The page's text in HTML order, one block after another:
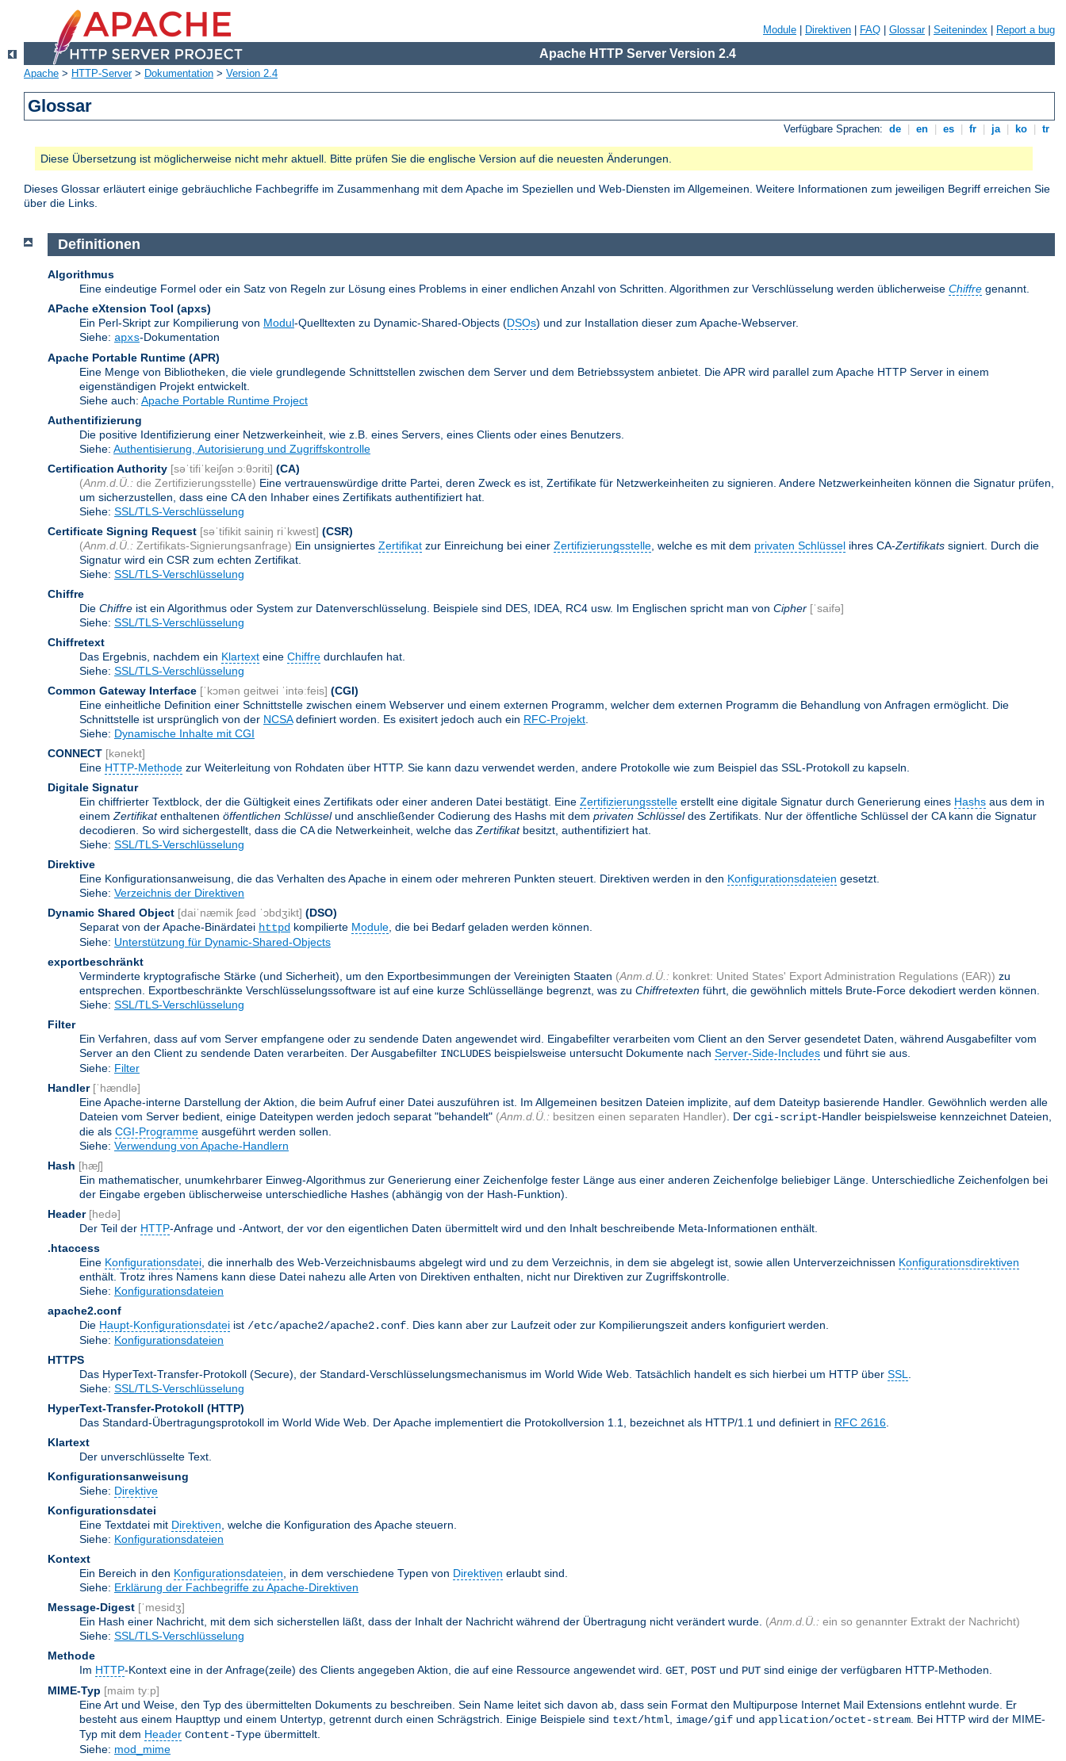
Module Direktiven FAQ Glossar| Seitenindex Report a bug
Apache HTTP Server Version 2.4
Apache > HTTP-Server> Dokumentation > Version 2.4
Glossar
Verfügbare Sprachen: de en es fr ja ko tr
Diese Übersetzung ist möglicherweise nicht mehr aktuell. Bitte prüfen Sie die englische Version auf die neuesten Änderungen.
Dieses Glossar erläutert einige gebräuchliche Fachbegriffe im Zusammenhang mit dem Apache im Speziellen und Web-Diensten im Allgemeinen. Weitere Informationen zum jeweiligen Begriff erreichen Sie
über die Links.
Definitionen
Algorithmus
Eine eindeutige Formel oder ein Satz von Regeln zur Lösung eines Problems in einer endlichen Anzahl von Schritten. Algorithmen zur Verschlüsselung werden üblicherweise Chiffre genannt.
APache eXtension Tool (apxs)
Ein Perl-Skript zur Kompilierung von Modul-Quelltexten zu Dynamic-Shared-Objects (DSOs) und zur Installation dieser zum Apache-Webserver.
Siehe: apxs-Dokumentation
Apache Portable Runtime (APR)
Eine Menge von Bibliotheken, die viele grundlegende Schnittstellen zwischen dem Server und dem Betriebssystem anbietet. Die APR wird parallel zum Apache HTTP Server in einem
eigenständigen Projekt entwickelt.
Siehe auch: Apache Portable Runtime Project
Authentifizierung
Die positive Identifizierung einer Netzwerkeinheit, wie z.B. eines Servers, eines Clients oder eines Benutzers.
Siehe: Authentisierung, Autorisierung und Zugriffskontrolle
Certification Authority [səˈtifiˈkeiʃən ɔːθɔriti] (CA)
(Anm.d.Ü.: die Zertifizierungsstelle) Eine vertrauenswürdige dritte Partei, deren Zweck es ist, Zertifikate für Netzwerkeinheiten zu signieren. Andere Netzwerkeinheiten können die Signatur prüfen,
um sicherzustellen, dass eine CA den Inhaber eines Zertifikats authentifiziert hat.
Siehe: SSL/TLS-Verschlüsselung
Certificate Signing Request [səˈtifikit sainiŋ riˈkwest] (CSR)
(Anm.d.Ü.: Zertifikats-Signierungsanfrage) Ein unsigniertes Zertifikat zur Einreichung bei einer Zertifizierungsstelle , welche es mit dem privaten Schlüssel ihres CA-Zertifikats signiert. Durch die
Signatur wird ein CSR zum echten Zertifikat.
Siehe: SSL/TLS-Verschlüsselung
Chiffre
Die Chiffre ist ein Algorithmus oder System zur Datenverschlüsselung. Beispiele sind DES, IDEA, RC4 usw. Im Englischen spricht man von Cipher [ˈsaifə]
Siehe: SSL/TLS-Verschlüsselung
Chiffretext
Das Ergebnis, nachdem ein Klartext eine Chiffre durchlaufen hat.
Siehe: SSL/TLS-Verschlüsselung
Common Gateway Interface [ˈkɔmən geitwei ˈintəːfeis] (CGI)
Eine einheitliche Definition einer Schnittstelle zwischen einem Webserver und einem externen Programm, welcher dem externen Programm die Behandlung von Anfragen ermöglicht. Die
Schnittstelle ist ursprünglich von der NCSAdefiniert worden. Es exisitert jedoch auch ein RFC-Projekt
Siehe: Dynamische Inhalte mit CGI
CONNECT [kənekt]
Eine HTTP-Methode zur Weiterleitung von Rohdaten über HTTP. Sie kann dazu verwendet werden, andere Protokolle wie zum Beispiel das SSL-Protokoll zu kapseln.
Digitale Signatur
Ein chiffrierter Textblock, der die Gültigkeit eines Zertifikats oder einer anderen Datei bestätigt. Eine Zertifizierungsstelle erstellt eine digitale Signatur durch Generierung eines Hashs aus dem in
einem Zertifikatenthaltenen öffentlichen Schlüsselund anschließender Codierung des Hashs mit dem privaten Schlüsseldes Zertifikats. Nur der öffentliche Schlüssel der CA kann die Signatur
decodieren. So wird sichergestellt, dass die CA die Netwerkeinheit, welche das Zertifikatbesitzt, authentifiziert hat.
Siehe: SSL/TLS-Verschlüsselung
Direktive
Eine Konfigurationsanweisung, die das Verhalten des Apache in einem oder mehreren Punkten steuert. Direktiven werden in den Konfigurationsdateien gesetzt.
Siehe: Verzeichnis der Direktiven
Dynamic Shared Object [daiˈnæmik ʃɛəd ˈɔbdʒikt] (DSO)
Separat von der Apache-Binärdatei httpd kompilierte Module , die bei Bedarf geladen werden können.
Siehe: Unterstützung für Dynamic-Shared-Objects
exportbeschränkt
Verminderte kryptografische Stärke (und Sicherheit), um den Exportbesimmungen der Vereinigten Staaten (Anm.d.Ü.: konkret: United States' Export Administration Regulations (EAR)) zu
entsprechen. Exportbeschränkte Verschlüsselungssoftware ist auf eine kurze Schlüssellänge begrenzt, was zu Chiffretexten führt, die gewöhnlich mittels Brute-Force dekodiert werden können.
Siehe: SSL/TLS-Verschlüsselung
Filter
Ein Verfahren, dass auf vom Server empfangene oder zu sendende Daten angewendet wird. Eingabefilter verarbeiten vom Client an den Server gesendetet Daten, während Ausgabefilter vom
Server an den Client zu sendende Daten verarbeiten. Der Ausgabefilter INCLUDES beispielsweise untersucht Dokumente nach Server-Side-Includes und führt sie aus.
Siehe: Filter
Handler [ˈhændlə]
Eine Apache-interne Darstellung der Aktion, die beim Aufruf einer Datei auszuführen ist. Im Allgemeinen besitzen Dateien implizite, auf dem Dateityp basierende Handler. Gewöhnlich werden alle
Dateien vom Server bedient, einige Dateitypen werden jedoch separat "behandelt" (Anm.d.Ü.: besitzen einen separaten Handler) . Der cgi-script-Handler beispielsweise kennzeichnet Dateien,
die als CGI-Programme ausgeführt werden sollen.
Siehe: Verwendung von Apache-Handlern
Hash [hæʃ]
Ein mathematischer, unumkehrbarer Einweg-Algorithmus zur Generierung einer Zeichenfolge fester Länge aus einer anderen Zeichenfolge beliebiger Länge. Unterschiedliche Zeichenfolgen bei
der Eingabe ergeben üblischerweise unterschiedliche Hashes (abhängig von der Hash-Funktion).
Header [hedə]
Der Teil der HTTP-Anfrage und -Antwort, der vor den eigentlichen Daten übermittelt wird und den Inhalt beschreibende Meta-Informationen enthält.
.htaccess
Eine Konfigurationsdatei , die innerhalb des Web-Verzeichnisbaums abgelegt wird und zu dem Verzeichnis, in dem sie abgelegt ist, sowie allen Unterverzeichnissen Konfigurationsdirektiven
enthält. Trotz ihres Namens kann diese Datei nahezu alle Arten von Direktiven enthalten, nicht nur Direktiven zur Zugriffskontrolle.
Siehe: Konfigurationsdateien
apache2.conf
Die Haupt-Konfigurationsdatei ist /etc/apache2/apache2.conf . Dies kann aber zur Laufzeit oder zur Kompilierungszeit anders konfiguriert werden.
Siehe: Konfigurationsdateien
HTTPS
Das HyperText-Transfer-Protokoll (Secure), der Standard-Verschlüsselungsmechanismus im World Wide Web. Tatsächlich handelt es sich hierbei um HTTP über SSL
Siehe: SSL/TLS-Verschlüsselung
HyperText-Transfer-Protokoll (HTTP)
Das Standard-Übertragungsprotokoll im World Wide Web. Der Apache implementiert die Protokollversion 1.1, bezeichnet als HTTP/1.1 und definiert in RFC 2616
Klartext
Der unverschlüsselte Text.
Konfigurationsanweisung
Siehe: Direktive
Konfigurationsdatei
Eine Textdatei mit Direktiven , welche die Konfiguration des Apache steuern.
Siehe: Konfigurationsdateien
Kontext
Ein Bereich in den Konfigurationsdateien , in dem verschiedene Typen von Direktiven erlaubt sind.
Siehe: Erklärung der Fachbegriffe zu Apache-Direktiven
Message-Digest [ˈmesidʒ]
Ein Hash einer Nachricht, mit dem sich sicherstellen läßt, dass der Inhalt der Nachricht während der Übertragung nicht verändert wurde. (Anm.d.Ü.: ein so genannter Extrakt der Nachricht)
Siehe: SSL/TLS-Verschlüsselung
Methode
Im HTTP-Kontext eine in der Anfrage(zeile) des Clients angegeben Aktion, die auf eine Ressource angewendet wird. GET POST und PUT sind einige der verfügbaren HTTP-Methoden.
MIME-Typ [maim tyːp]
Eine Art und Weise, den Typ des übermittelten Dokuments zu beschreiben. Sein Name leitet sich davon ab, dass sein Format den Multipurpose Internet Mail Extensions entlehnt wurde. Er
besteht aus einem Haupttyp und einem Untertyp, getrennt durch einen Schrägstrich. Einige Beispiele sind text/html image/gif und application/octet-stream . Bei HTTP wird der MIME-
Typ mit dem Header Content-Type übermittelt.
Siehe: mod_mime